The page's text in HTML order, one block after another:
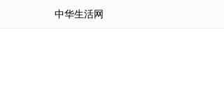
中华生活网